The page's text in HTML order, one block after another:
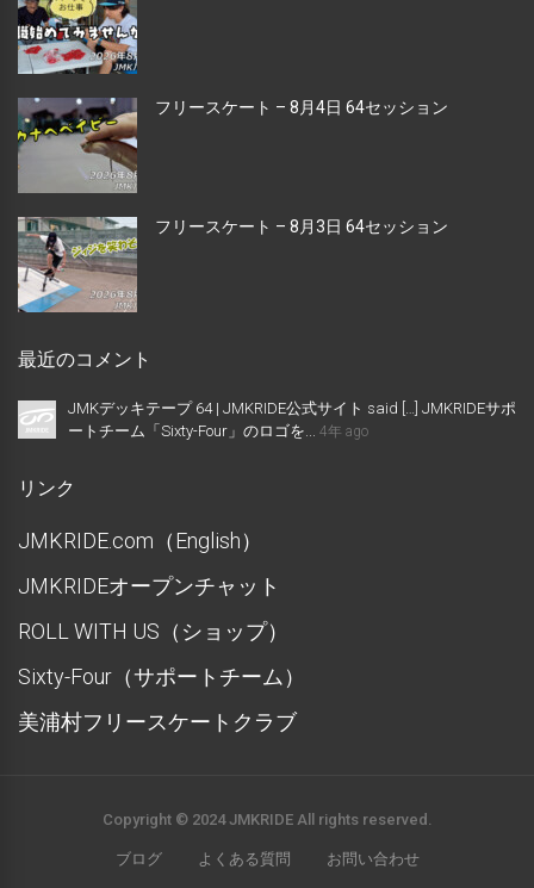
フリースケート – 8月4日 64セッション
フリースケート – 8月3日 64セッション
最近のコメント
JMKデッキテープ 64 | JMKRIDE公式サイト said […] JMKRIDEサポ
ートチーム「Sixty-Four」のロゴを... 4年 ago
リンク
JMKRIDE.com（English）
JMKRIDEオープンチャット
ROLL WITH US（ショップ）
Sixty-Four（サポートチーム）
美浦村フリースケートクラブ
Copyright © 2024 JMKRIDE All rights reserved.
ブログ よくある質問 お問い合わせ